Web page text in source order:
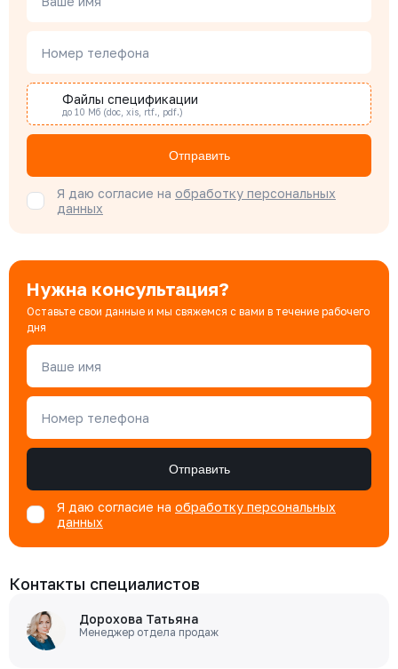
Специалист отдела снабжения
Бондарюк Евгения
Специалист отдела продаж
Номер телефона
Файлы спецификации
до 10 Мб (doc, xis, rtf., pdf.)
Отправить
Я даю согласие на обработку персональных
данных
Нужна консультация?
Оставьте свои данные и мы свяжемся с вами в течение рабочего
дня
Ваше имя
Номер телефона
Отправить
Я даю согласие на обработку персональных
данных
Контакты специалистов
Дорохова Татьяна
Менеджер отдела продаж